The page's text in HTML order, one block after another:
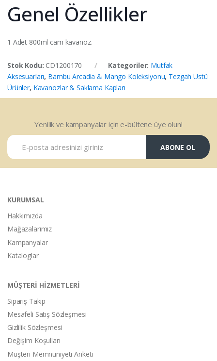
Genel Özellikler
1 Adet 800ml cam kavanoz.
Stok Kodu: CD1200170 Kategoriler: Mutfak
Aksesuarları, Bambu Arcadia & Mango Koleksiyonu, Tezgah Üstü
Ürünler, Kavanozlar & Saklama Kapları
Yenilik ve kampanyalar için e-bültene üye olun!
ABONE OL
KURUMSAL
Hakkımızda
Mağazalarımız
Kampanyalar
Kataloglar
MÜŞTERİ HİZMETLERİ
Sipariş Takip
Mesafeli Satış Sözleşmesi
Gizlilik Sözleşmesi
Değişim Koşulları
Müşteri Memnuniyeti Anketi